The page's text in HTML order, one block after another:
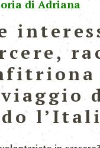
di Adriana
viaggio